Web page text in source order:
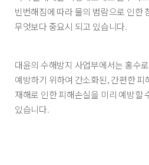
빈번해짐에 따라 물의 범람으로 인한
무엇보다 중요시 되고 있습니다.
대윤의 수해방지 사업부에서는 홍수
예방하기 위하여 간소화된, 간편한 피
재해로 인한 피해손실을 미리 예방할
있습니다.